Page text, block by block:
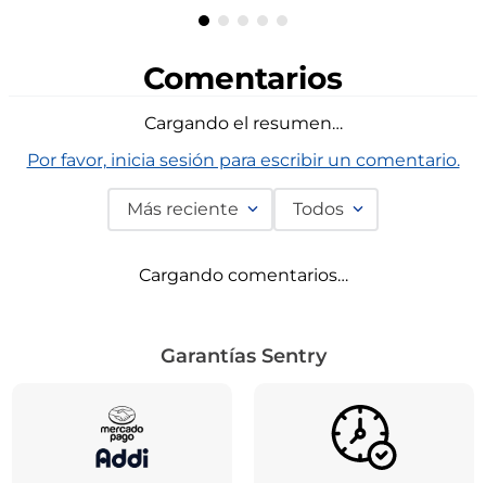
Comentarios
Cargando el resumen…
Por favor, inicia sesión para escribir un comentario.
Más reciente Todos
Cargando comentarios…
Garantías Sentry